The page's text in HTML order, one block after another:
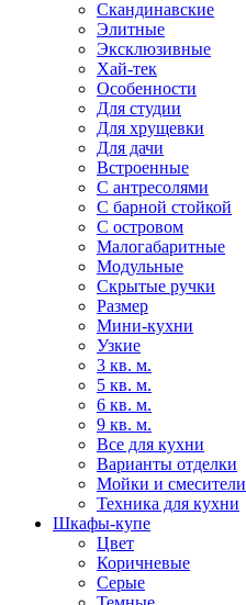
Скандинавские
Элитные
Эксклюзивные
Хай-тек
Особенности
Для студии
Для хрущевки
Для дачи
Встроенные
С антресолями
С барной стойкой
С островом
Малогабаритные
Модульные
Скрытые ручки
Размер
Мини-кухни
Узкие
3 кв. м.
5 кв. м.
6 кв. м.
9 кв. м.
Все для кухни
Варианты отделки
Мойки и смесители
Техника для кухни
Шкафы-купе
Цвет
Коричневые
Серые